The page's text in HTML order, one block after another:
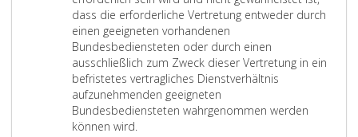
dass die erforderliche Vertretung entweder durch
einen geeigneten vorhandenen
Bundesbediensteten oder durch einen
ausschließlich zum Zweck dieser Vertretung in ein
befristetes vertragliches Dienstverhältnis
aufzunehmenden geeigneten
Bundesbediensteten wahrgenommen werden
können wird.